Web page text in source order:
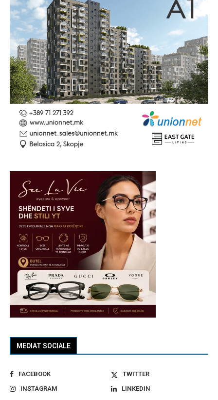
MEDIAT SOCIALE
FACEBOOK
TWITTER
INSTAGRAM
LINKEDIN